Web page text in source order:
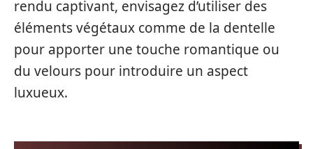
rendu captivant, envisagez d’utiliser des
éléments végétaux comme de la dentelle
pour apporter une touche romantique ou
du velours pour introduire un aspect
luxueux.